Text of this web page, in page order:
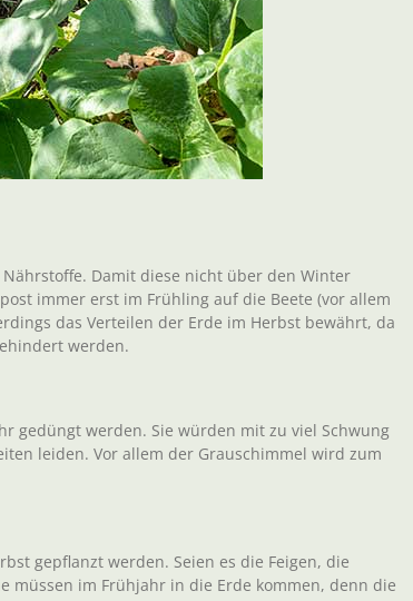
Damit diese nicht über den Winter
immer erst im Frühling auf die Beete (vor allem
das Verteilen der Erde im Herbst bewährt, da
werden.
gedüngt werden. Sie würden mit zu viel Schwung
leiden. Vor allem der Grauschimmel wird zum
gepflanzt werden. Seien es die Feigen, die
müssen im Frühjahr in die Erde kommen, denn die